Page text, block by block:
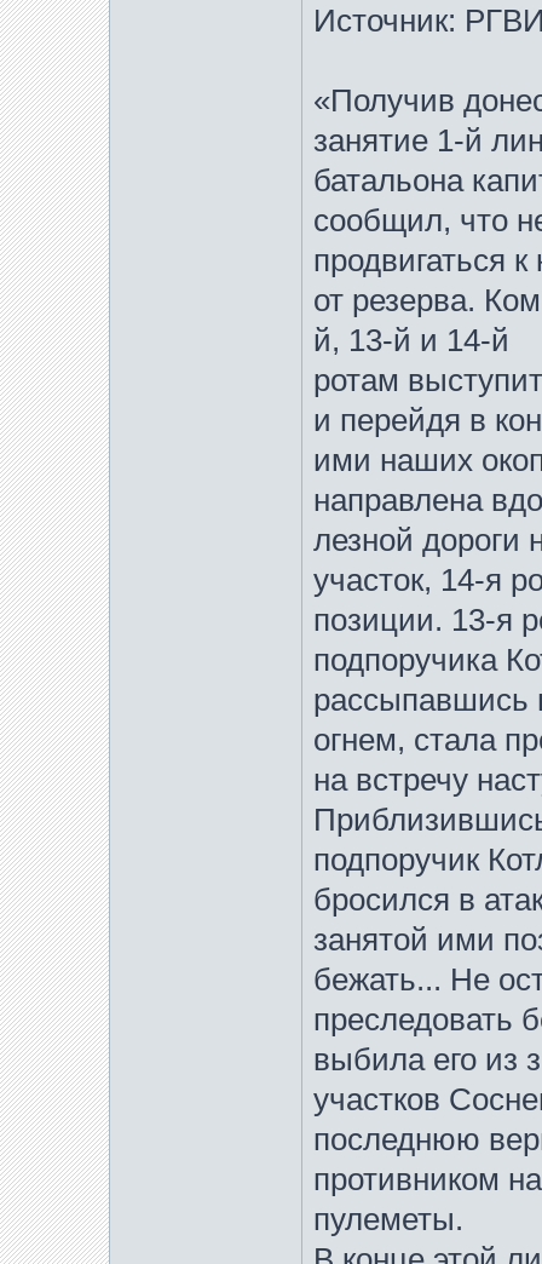
Источник:
«Получив
занятие 1-й
батальона
сообщил, что
продвигаться
от резерва.
й, 13-й и 14-й
ротам
и перейдя в
ими наших
направлена
лезной дороги
участок, 14-я
позиции. 13-я
подпоручика
рассыпавшись
огнем, стала
на встречу
подпоручик
бросился в
занятой ими
бежать... Не
преследовать
выбила его из
участков
последнюю
противником
пулеметы.